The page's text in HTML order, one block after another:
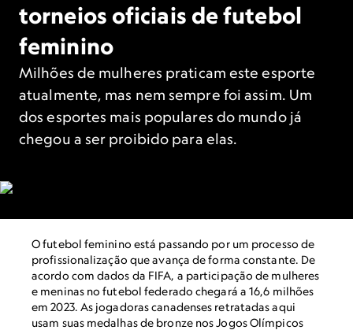
torneios oficiais de futebol
feminino
Milhões de mulheres praticam este esporte
atualmente, mas nem sempre foi assim. Um
dos esportes mais populares do mundo já
chegou a ser proibido para elas.
O futebol feminino está passando por um processo de
profissionalização que avança de forma constante. De
acordo com dados da FIFA, a participação de mulheres
e meninas no futebol federado chegará a 16,6 milhões
em 2023. As jogadoras canadenses retratadas aqui
usam suas medalhas de bronze nos Jogos Olímpicos